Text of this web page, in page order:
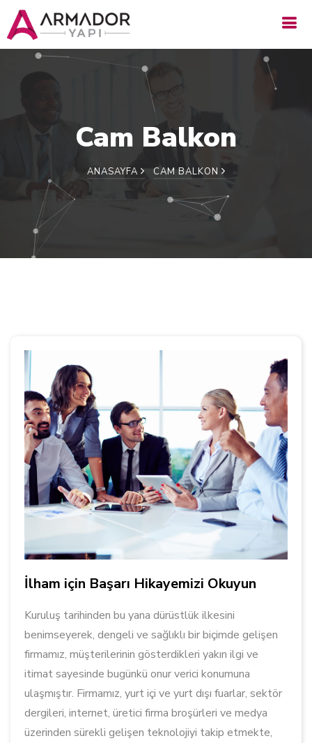
Cam Balkon
ANASAYFA CAM BALKON
İlham için Başarı Hikayemizi Okuyun
Kuruluş tarihinden bu yana dürüstlük ilkesini
benimseyerek, dengeli ve sağlıklı bir biçimde gelişen
firmamız, müşterilerinin gösterdikleri yakın ilgi ve
itimat sayesinde bugünkü onur verici konumuna
ulaşmıştır. Firmamız, yurt içi ve yurt dışı fuarlar, sektör
dergileri, internet, üretici firma broşürleri ve medya
üzerinden sürekli gelişen teknolojiyi takip etmekte,